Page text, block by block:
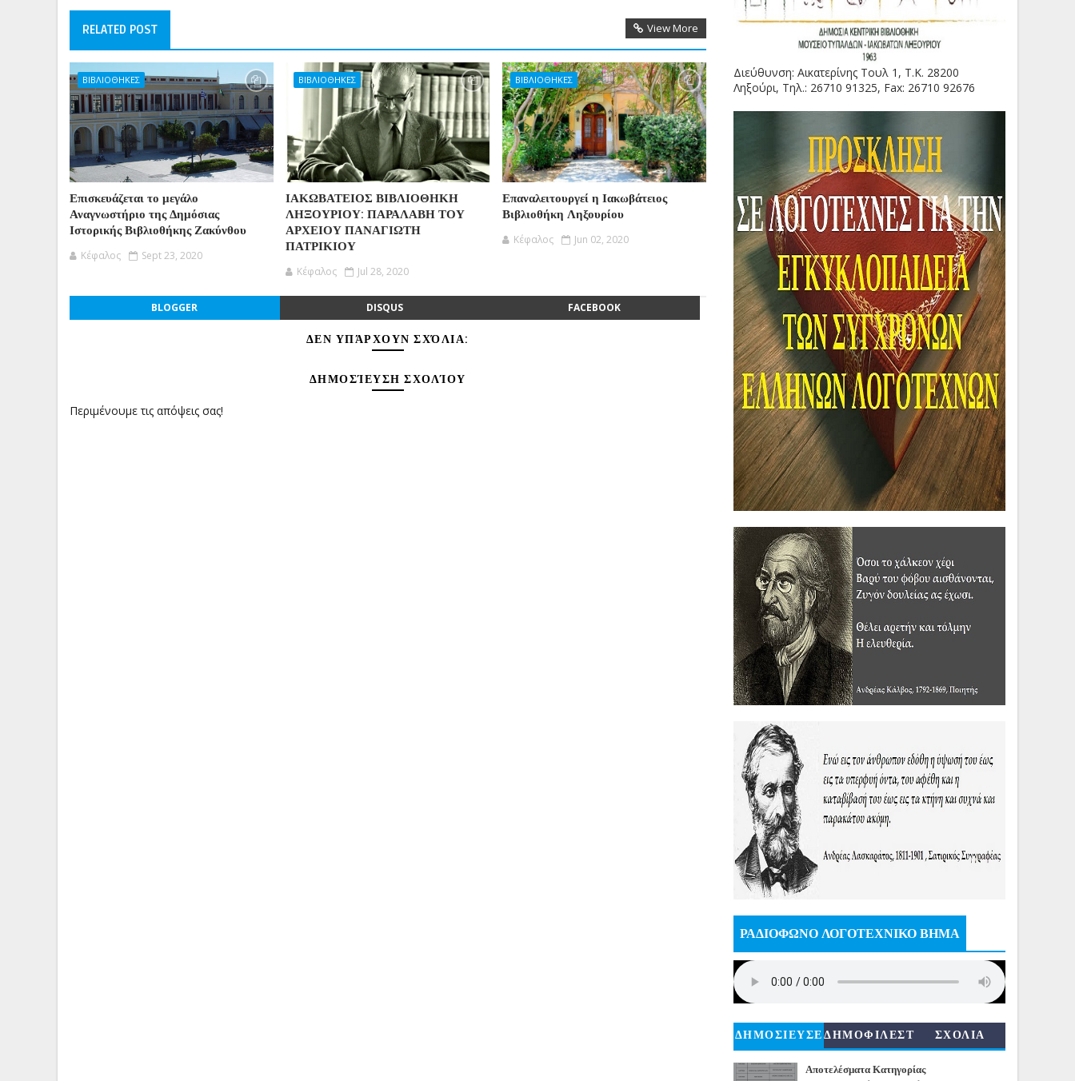
RELATED POST View More
ΒΙΒΛΙΟΘΗΚΕΣ
Επισκευάζεται το μεγάλο
Αναγνωστήριο της Δημόσιας
Ιστορικής Βιβλιοθήκης Ζακύνθου
Κέφαλος Sept 23, 2020
ΒΙΒΛΙΟΘΗΚΕΣ
ΙΑΚΩΒΑΤΕΙΟΣ ΒΙΒΛΙΟΘΗΚΗ
ΛΗΞΟΥΡΙΟΥ: ΠΑΡΑΛΑΒΗ ΤΟΥ
ΑΡΧΕΙΟΥ ΠΑΝΑΓΙΩΤΗ
ΠΑΤΡΙΚΙΟΥ
Κέφαλος Jul 28, 2020
ΒΙΒΛΙΟΘΗΚΕΣ
Επαναλειτουργεί η Ιακωβάτειος
Βιβλιοθήκη Ληξουρίου
Κέφαλος Jun 02, 2020
BLOGGER DISQUS FACEBOOK
ΔΕΝ ΥΠΆΡΧΟΥΝ ΣΧΌΛΙΑ:
ΔΗΜΟΣΊΕΥΣΗ ΣΧΟΛΊΟΥ
Περιμένουμε τις απόψεις σας!
Διεύθυνση: Αικατερίνης Τουλ 1, Τ.Κ. 28200
Ληξούρι, Τηλ.: 26710 91325, Fax: 26710 92676
ΡΑΔΙΟΦΩΝΟ ΛΟΓΟΤΕΧΝΙΚΟ ΒΗΜΑ
ΔΗΜΟΣΙΕΥΣΕ
ΙΣ
ΔΗΜΟΦΙΛΕΣΤ
ΣΧΟΛΙΑ
Αποτελέσματα Κατηγορίας